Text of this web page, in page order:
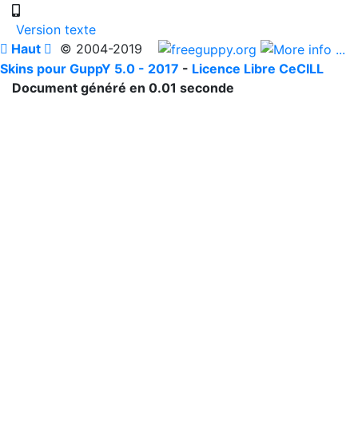
Version texte
 Haut  © 2004-2019
Skins pour GuppY 5.0 - 2017 - Licence Libre CeCILL
Document généré en 0.01 seconde